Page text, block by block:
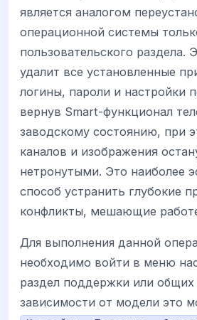
является аналогом
операционной системы
пользовательского раздела.
удалит все установленные
логины, пароли и настройки
вернув Smart-функционал
заводскому состоянию, при
каналов и изображения
нетронутыми. Это наиболее
способ устранить глубокие
конфликты, мешающие
Для выполнения данной
необходимо войти в меню
раздел поддержки или общих
зависимости от модели это